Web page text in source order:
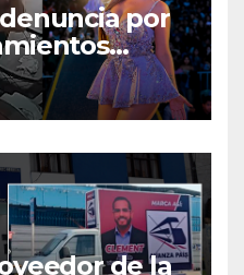
por
musical
de la